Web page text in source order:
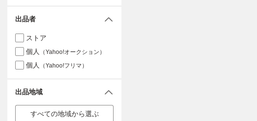
出品者
ストア
個人
（Yahoo!オークション）
個人 （Yahoo!フリマ）
出品地域
すべての地域から選ぶ